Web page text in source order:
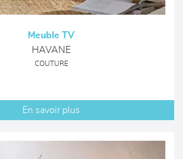
Meuble TV
HAVANE
COUTURE
En savoir plus